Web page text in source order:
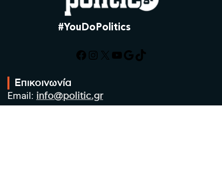
#YouDoPolitics
Facebook
Instagram
X YouTube
Google
TikTok
Επικοινωνία
Email: info@politic.gr
Τηλ: